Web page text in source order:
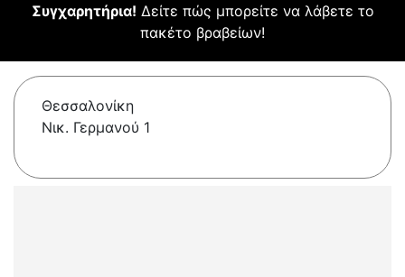
Συγχαρητήρια! Δείτε πώς μπορείτε να λάβετε το
πακέτο βραβείων!
Θεσσαλονίκη
Νικ. Γερμανού 1